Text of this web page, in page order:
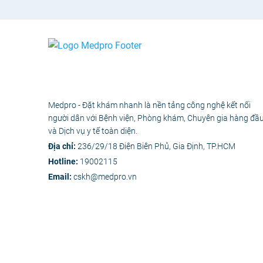
Medpro - Đặt khám nhanh là nền tảng công nghệ kết nối
người dân với Bệnh viện, Phòng khám, Chuyên gia hàng
và Dịch vụ y tế toàn diện.
Địa chỉ: 236/29/18 Điện Biên Phủ, Gia Định, TP.HCM
Hotline: 19002115
Email: cskh@medpro.vn